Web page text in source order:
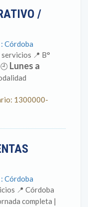
/
Córdoba
📍 B°
Lunes a
1300000-
Córdoba
📍 Córdoba
completa |